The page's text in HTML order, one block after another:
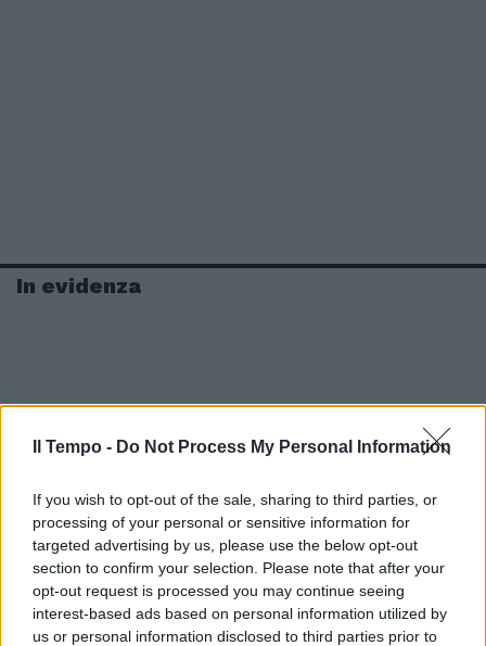
Il Tempo - Do Not Process My Personal Information
If you wish to opt-out of the sale, sharing to third parties, or
processing of your personal or sensitive information for
targeted advertising by us, please use the below opt-out
section to confirm your selection. Please note that after your
opt-out request is processed you may continue seeing
interest-based ads based on personal information utilized by
us or personal information disclosed to third parties prior to
In evidenza